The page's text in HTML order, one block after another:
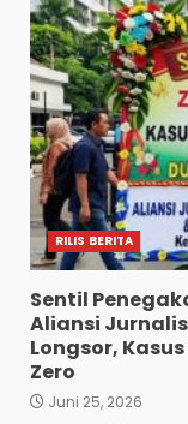
RILIS BERITA
Sentil
Aliansi
Longsor,
Zero
Juni 25, 2026